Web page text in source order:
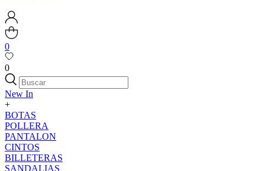
0
0
New In
+
BOTAS
POLLERA
PANTALON
CINTOS
BILLETERAS
SANDALIAS